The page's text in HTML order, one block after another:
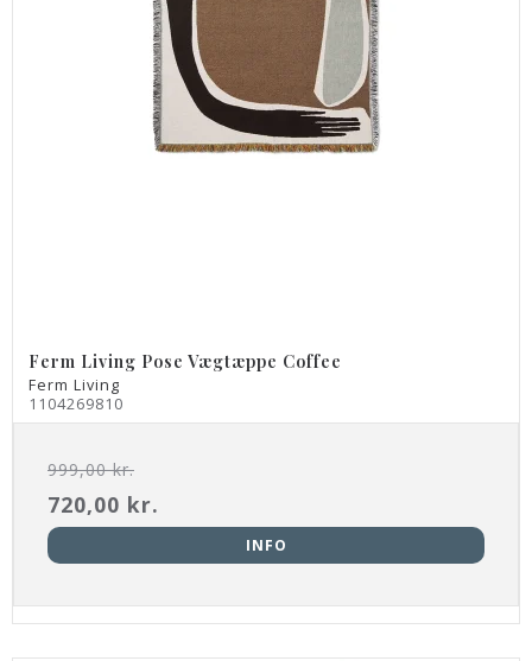
Ferm Living Pose Vægtæppe Coffee
Ferm Living
1104269810
999,00 kr.
720,00 kr.
INFO